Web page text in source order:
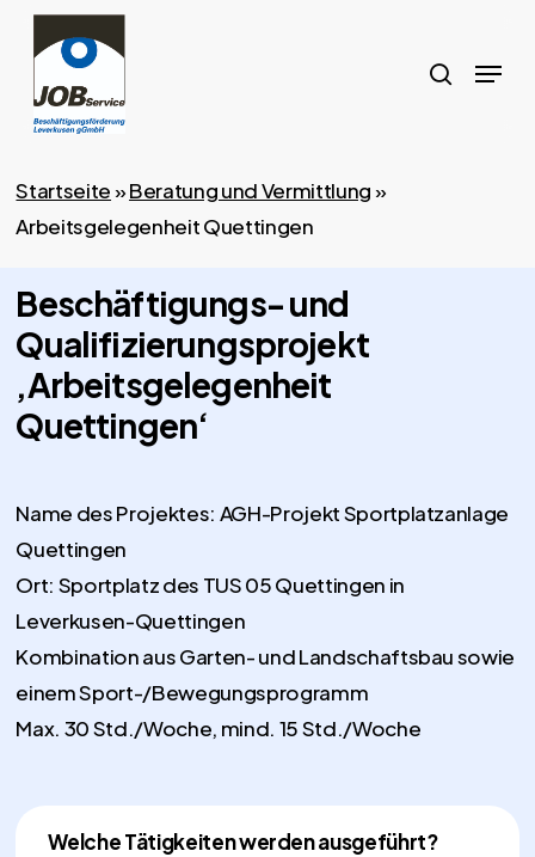
Skip
main
content
Menu
Startseite»Beratung und Vermittlung»
Arbeitsgelegenheit Quettingen
Beschäftigungs- und
Qualifizierungsprojekt
‚Arbeitsgelegenheit
Quettingen‘
Name des Projektes: AGH-Projekt Sportplatzanlage
Quettingen
Ort: Sportplatz des TUS 05 Quettingen in
Leverkusen-Quettingen
Kombination aus Garten- und Landschaftsbau sowie
einem Sport-/Bewegungsprogramm
Max. 30 Std./Woche, mind. 15 Std./Woche
Welche Tätigkeiten werden ausgeführt?